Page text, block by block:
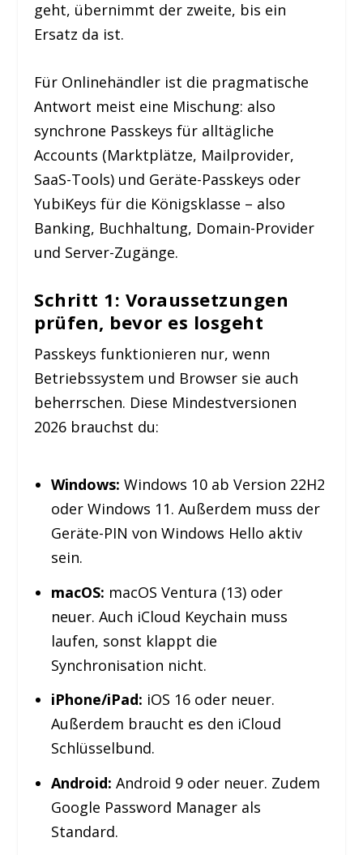
geht, übernimmt der zweite, bis ein
Ersatz da ist.
Für Onlinehändler ist die pragmatische
Antwort meist eine Mischung: also
synchrone Passkeys für alltägliche
Accounts (Marktplätze, Mailprovider,
SaaS-Tools) und Geräte-Passkeys oder
YubiKeys für die Königsklasse – also
Banking, Buchhaltung, Domain-Provider
und Server-Zugänge.
Schritt 1: Voraussetzungen
prüfen, bevor es losgeht
Passkeys funktionieren nur, wenn
Betriebssystem und Browser sie auch
beherrschen. Diese Mindestversionen
2026 brauchst du:
Windows: Windows 10 ab Version 22H2
oder Windows 11. Außerdem muss der
Geräte-PIN von Windows Hello aktiv
sein.
macOS: macOS Ventura (13) oder
neuer. Auch iCloud Keychain muss
laufen, sonst klappt die
Synchronisation nicht.
iPhone/iPad: iOS 16 oder neuer.
Außerdem braucht es den iCloud
Schlüsselbund.
Android: Android 9 oder neuer. Zudem
Google Password Manager als
Standard.